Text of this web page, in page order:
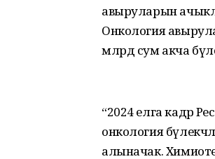
авыруларын
Онкология
млрд сум акча
“2024 елга кадәр
онкология
алыначак.